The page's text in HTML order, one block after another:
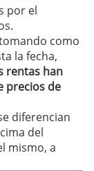
por el
como
la fecha,
rentas han
precios de
diferencian
del
mismo, a